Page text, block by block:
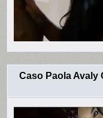
Caso Paola Avaly